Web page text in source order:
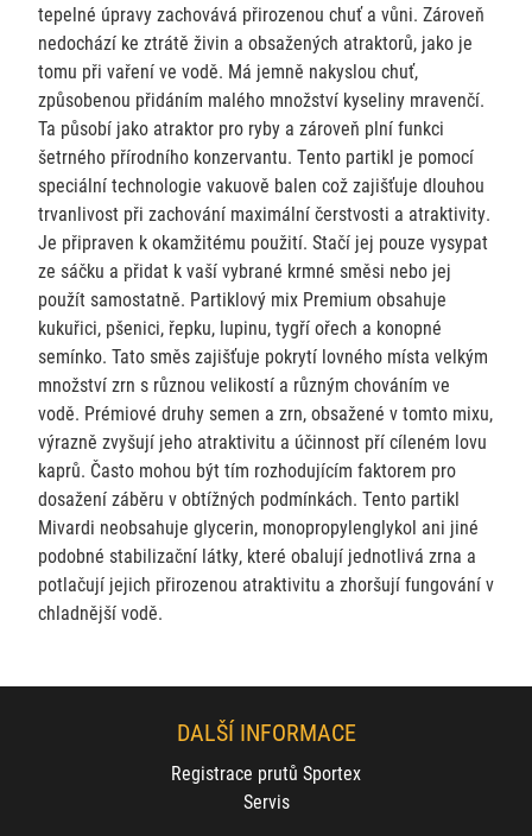
tepelné úpravy zachovává přirozenou chuť a vůni. Zároveň
nedochází ke ztrátě živin a obsažených atraktorů, jako je
tomu při vaření ve vodě. Má jemně nakyslou chuť,
způsobenou přidáním malého množství kyseliny mravenčí.
Ta působí jako atraktor pro ryby a zároveň plní funkci
šetrného přírodního konzervantu. Tento partikl je pomocí
speciální technologie vakuově balen což zajišťuje dlouhou
trvanlivost při zachování maximální čerstvosti a atraktivity.
Je připraven k okamžitému použití. Stačí jej pouze vysypat
ze sáčku a přidat k vaší vybrané krmné směsi nebo jej
použít samostatně. Partiklový mix Premium obsahuje
kukuřici, pšenici, řepku, lupinu, tygří ořech a konopné
semínko. Tato směs zajišťuje pokrytí lovného místa velkým
množství zrn s různou velikostí a různým chováním ve
vodě. Prémiové druhy semen a zrn, obsažené v tomto mixu,
výrazně zvyšují jeho atraktivitu a účinnost pří cíleném lovu
kaprů. Často mohou být tím rozhodujícím faktorem pro
dosažení záběru v obtížných podmínkách. Tento partikl
Mivardi neobsahuje glycerin, monopropylenglykol ani jiné
podobné stabilizační látky, které obalují jednotlivá zrna a
potlačují jejich přirozenou atraktivitu a zhoršují fungování v
chladnější vodě.
DALŠÍ INFORMACE
Registrace prutů Sportex
Servis